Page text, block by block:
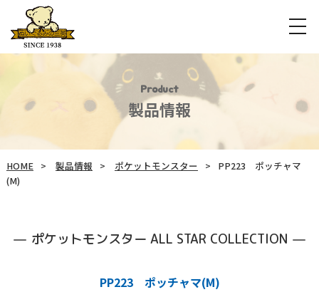
Product
製品情報
HOME 製品情報 ポケットモンスター
PP223 ポッチャマ
(M)
ポケットモンスター ALL STAR COLLECTION
PP223 ポッチャマ(M)